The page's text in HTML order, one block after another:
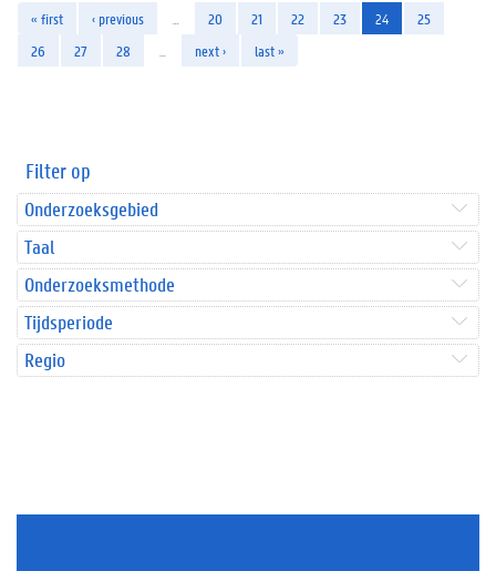
« first ‹ previous 20 21 22 23 24
25
26
27 28 next › last »
Filter op
Onderzoeksgebied
Taal
Onderzoeksmethode
Tijdsperiode
Regio